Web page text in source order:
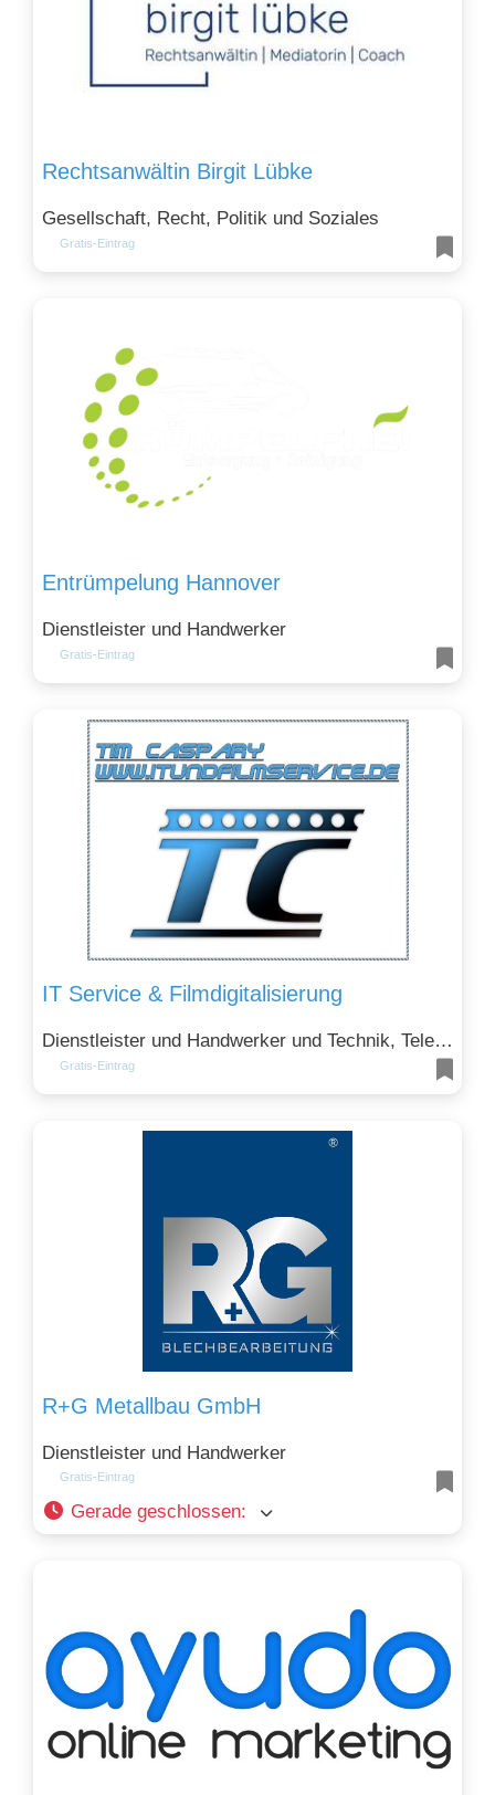
Rechtsanwältin Birgit Lübke
Gesellschaft, Recht, Politik und Soziales
Gratis-Eintrag
Entrümpelung Hannover
Dienstleister und Handwerker
Gratis-Eintrag
IT Service & Filmdigitalisierung
Dienstleister und Handwerker und Technik, Telekommunikation
Gratis-Eintrag
R+G Metallbau GmbH
Dienstleister und Handwerker
Gratis-Eintrag
Gerade geschlossen: